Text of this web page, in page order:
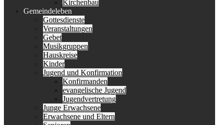
Kirchenbau
Gemeindeleben
Gottesdienste
Veranstaltungen
Gebet
Musikgruppen
Hauskreise
Kinder
Jugend und Konfirmation
Konfirmanden
evangelische Jugend
Jugendvertretung
Junge Erwachsene
Erwachsene und Eltern